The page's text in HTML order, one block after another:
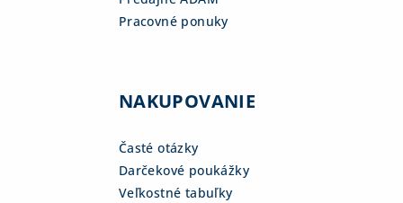
Pracovné ponuky
NAKUPOVANIE
Časté otázky
Darčekové poukážky
Veľkostné tabuľky